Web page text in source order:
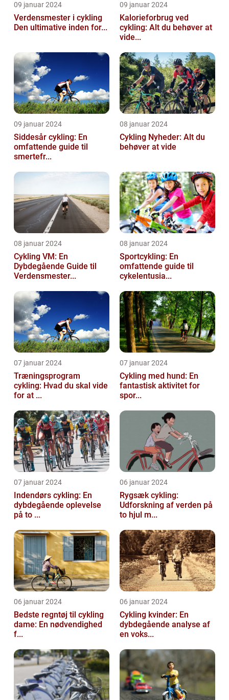
09 januar 2024
Verdensmester i cykling
Den ultimative inden for...
09 januar 2024
Kalorieforbrug ved
cykling: Alt du behøver at
vide...
09 januar 2024
Siddesår cykling: En
omfattende guide til
smertefr...
08 januar 2024
Cykling Nyheder: Alt du
behøver at vide
08 januar 2024
Cykling VM: En
Dybdegående Guide til
Verdensmester...
08 januar 2024
Sportcykling: En
omfattende guide til
cykelentusia...
07 januar 2024
Træningsprogram
cykling: Hvad du skal vide
for at ...
07 januar 2024
Cykling med hund: En
fantastisk aktivitet for
spor...
07 januar 2024
Indendørs cykling: En
dybdegående oplevelse
på to ...
06 januar 2024
Rygsæk cykling:
Udforskning af verden på
to hjul m...
06 januar 2024
Bedste regntøj til cykling
dame: En nødvendighed
f...
06 januar 2024
Cykling kvinder: En
dybdegående analyse af
en voks...